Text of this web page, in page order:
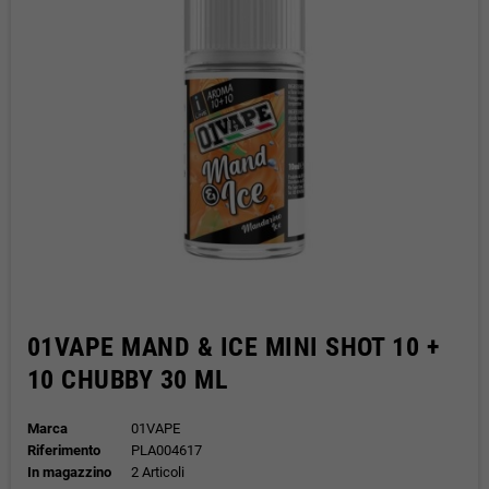
01VAPE MAND & ICE MINI SHOT 10 +
10 CHUBBY 30 ML
Marca
01VAPE
Riferimento
PLA004617
In magazzino
2 Articoli